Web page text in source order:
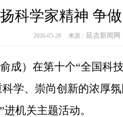
科学家精神 争
2026-05-28 来源： 延吉新闻网
）在第十个“全国科
学、崇尚创新的浓厚
机关主题活动。